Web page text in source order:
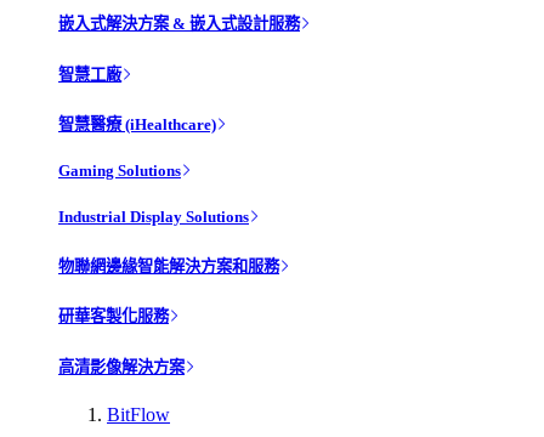
嵌入式解決方案 & 嵌入式設計服務
智慧工廠
智慧醫療 (iHealthcare)
Gaming Solutions
Industrial Display Solutions
物聯網邊緣智能解決方案和服務
研華客製化服務
高清影像解決方案
BitFlow